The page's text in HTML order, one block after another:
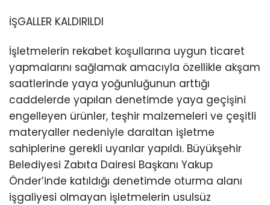
İŞGALLER KALDIRILDI
İşletmelerin rekabet koşullarına uygun ticaret
yapmalarını sağlamak amacıyla özellikle akşam
saatlerinde yaya yoğunluğunun arttığı
caddelerde yapılan denetimde yaya geçişini
engelleyen ürünler, teşhir malzemeleri ve çeşitli
materyaller nedeniyle daraltan işletme
sahiplerine gerekli uyarılar yapıldı. Büyükşehir
Belediyesi Zabıta Dairesi Başkanı Yakup
Önder’inde katıldığı denetimde oturma alanı
işgaliyesi olmayan işletmelerin usulsüz